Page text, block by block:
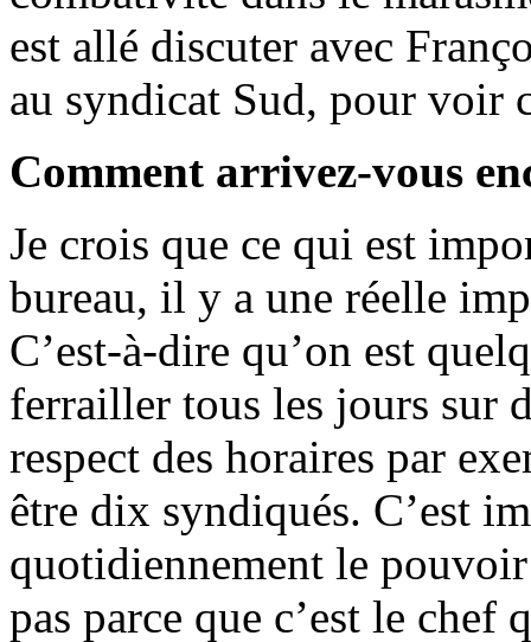
est allé discuter avec
au syndicat Sud, pour voir
Comment arrivez-vous
Je crois que ce qui est
bureau, il y a une réelle
C’est-à-dire qu’on est
ferrailler tous les jours sur
respect des horaires par
être dix syndiqués. C’est
quotidiennement le
pas parce que c’est le